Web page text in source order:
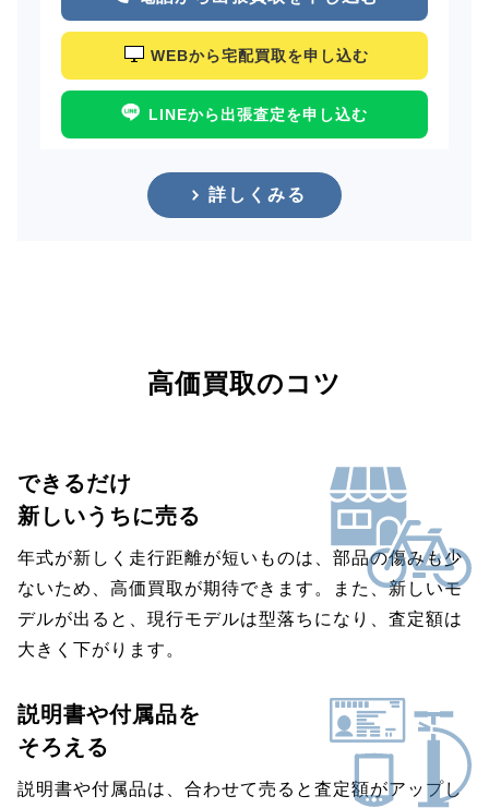
WEBから宅配買取を申し込む
LINEから出張査定を申し込む
詳しくみる
高価買取のコツ
できるだけ
新しいうちに売る
年式が新しく走行距離が短いものは、部品の傷みも少
ないため、高価買取が期待できます。また、新しいモ
デルが出ると、現行モデルは型落ちになり、査定額は
大きく下がります。
説明書や付属品を
そろえる
説明書や付属品は、合わせて売ると査定額がアップし